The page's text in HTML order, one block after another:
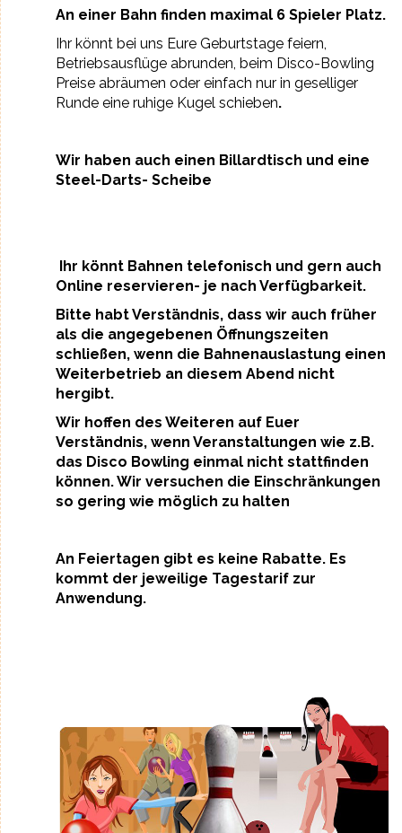
An einer Bahn finden maximal 6 Spieler Platz.
Ihr könnt bei uns Eure Geburtstage feiern,
Betriebsausflüge abrunden, beim Disco-Bowling
Preise abräumen oder einfach nur in geselliger
Runde eine ruhige Kugel schieben.
Wir haben auch einen Billardtisch und eine
Steel-Darts- Scheibe
Ihr könnt Bahnen telefonisch und gern auch
Online reservieren- je nach Verfügbarkeit.
Bitte habt Verständnis, dass wir auch früher
als die angegebenen Öffnungszeiten
schließen, wenn die Bahnenauslastung einen
Weiterbetrieb an diesem Abend nicht
hergibt.
Wir hoffen des Weiteren auf Euer
Verständnis, wenn Veranstaltungen wie z.B.
das Disco Bowling einmal nicht stattfinden
können. Wir versuchen die Einschränkungen
so gering wie möglich zu halten
An Feiertagen gibt es keine Rabatte. Es
kommt der jeweilige Tagestarif zur
Anwendung.